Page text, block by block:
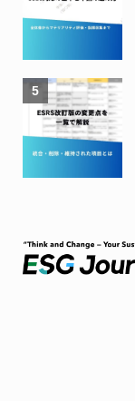
5